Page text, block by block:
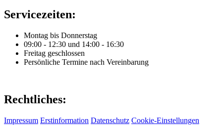
Servicezeiten:
Montag bis Donnerstag
09:00 - 12:30 und 14:00 - 16:30
Freitag geschlossen
Persönliche Termine nach Vereinbarung
Rechtliches:
Impressum Erstinformation Datenschutz Cookie-Einstellungen